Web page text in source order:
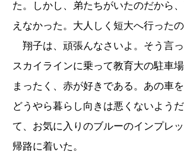
た。しかし、弟たちがいたのだから
えなかった。大人しく短大へ行ったの
翔子は、頑張んなさいよ。そう言
スカイラインに乗って教育大の駐車場
まったく、赤が好きである。あの車を
どうやら暮らし向きは悪くないよう
て、お気に入りのブルーのインプレッ
帰路に着いた。